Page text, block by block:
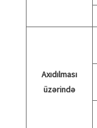
Axıdılması
üzərində